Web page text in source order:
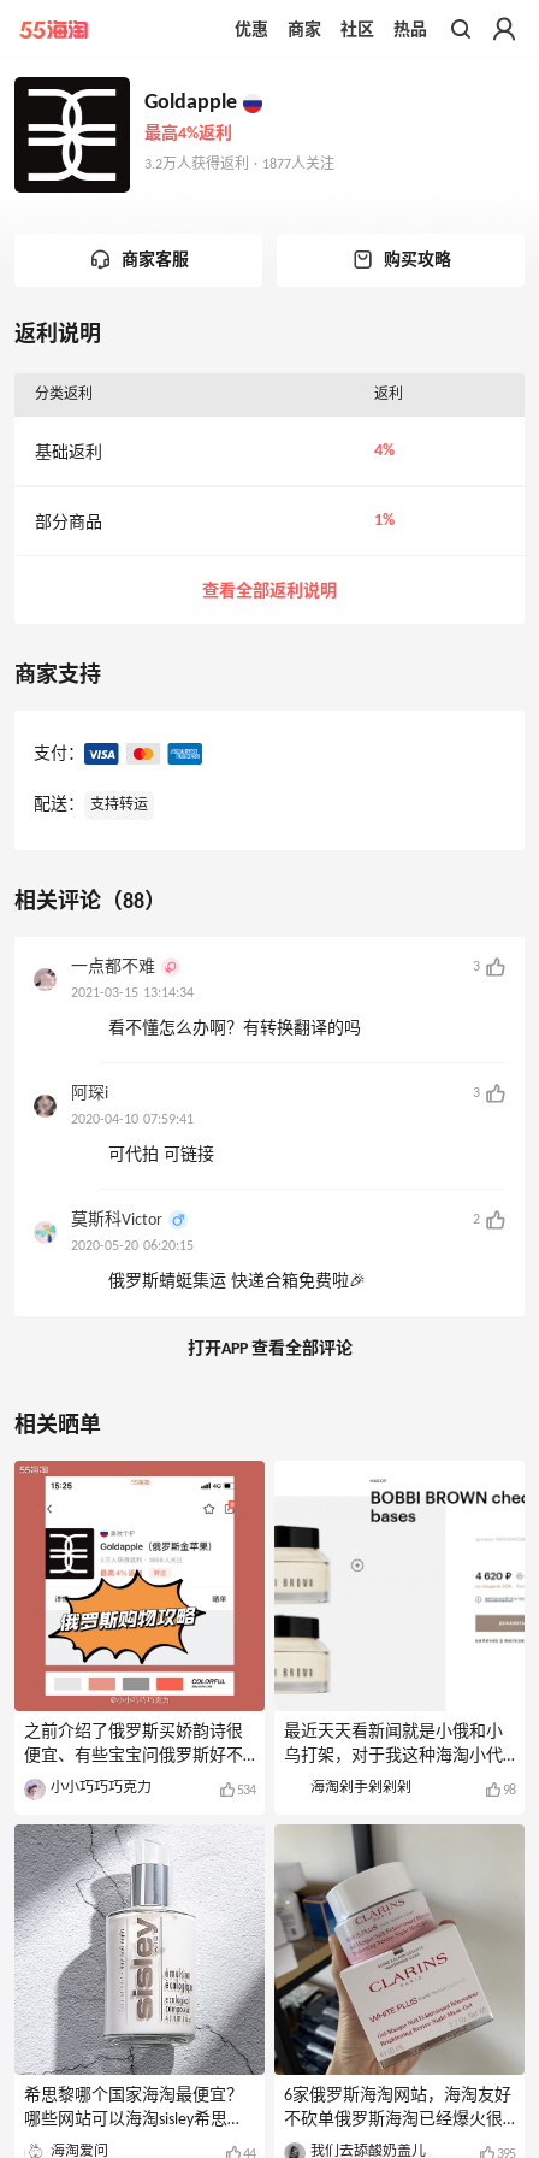
带你去官网买正品
优惠 商家 社区 热品
Goldapple
最高4%返利
3.2万人获得返利 · 1877人关注
商家客服 购买攻略
返利说明
分类返利 返利
基础返利 4%
部分商品 1%
查看全部返利说明
商家支持
支付：
配送： 支持转运
相关评论（88）
一点都不难
3
2021-03-15 13:14:34
看不懂怎么办啊？有转换翻译的吗
阿琛i
3
2020-04-10 07:59:41
可代拍 可链接
莫斯科Victor
2
2020-05-20 06:20:15
俄罗斯蜻蜓集运 快递合箱免费啦🎉
打开APP 查看全部评论
相关晒单
之前介绍了俄罗斯买娇韵诗很
便宜、有些宝宝问俄罗斯好不
好淘、这里介绍几个俄罗斯购
物网站及购买方式❤️1.乐途官
网网站链接：点击这里网站简
介：乐途是俄罗斯最大的护肤
品美妆类网站、基本揽括各大
品牌、娇韵诗、娇兰、雅诗兰
黛、兰蔻等应有尽有、网站经
常做活动、五折、买一送一都
很普遍下单姿势：双币信用卡
+转运、不支持国内支付方式、
不支持直邮❤️2.Goldapple金苹
果网站链接：[点击这里]
(http://m.55haitao.com/store/gol
dappl
小小巧巧巧克力 534
希思黎哪个国家海淘最便宜？
哪些网站可以海淘sisley希思
黎？相信很多人都听说过希思
海淘爱问 44
最近天天看新闻就是小俄和小
乌打架，对于我这种海淘小代
购来说，**和购买有关的就是
宜，Goldapple金苹果俄罗斯官
网的芭比波朗橘子面霜便宜得
像不要钱，两个50ML的橘子面
霜套装卢布折合RMB才不到300
块。俄家这个情况，海淘了估
计也运不回来，就算能运回
来，俄罗斯转运太坑了，但是
折扣又让人心动。折扣网站：
金苹果Goldapple俄罗斯官网折
扣产品：BobbiBrown芭比波朗
维他命妆前橘子面霜50ml*2折
扣价格：₽4620，约280元价格
好，金苹果官网是满1000卢布
俄境免邮，直接买两套就可以
海淘剁手剁剁剁 98
6家俄罗斯海淘网站，海淘友好
不砍单俄罗斯海淘已经爆火很
久了，可以买超多难买的大牌
我们去舔酸奶盖儿 395